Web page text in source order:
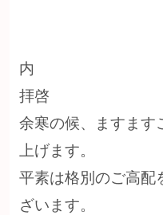
新屋
経営体
内
拝啓
余寒の候、ますます
上げます。
平素は格別のご高配
ざいます。